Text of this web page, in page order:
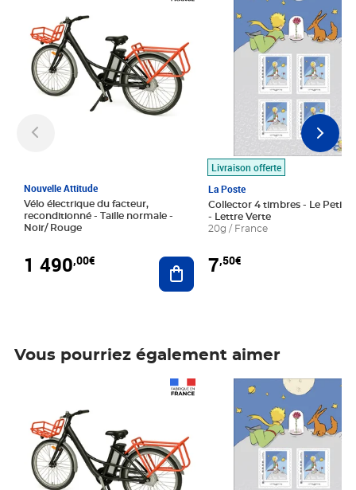
Nouvelle Attitude
Vélo électrique du facteur,
reconditionné - Taille normale -
Noir/ Rouge
1 490,00€ Ajouter au panier
Livraison offerte
La Poste
Collector 4 timbres - Le Petit
- Lettre Verte
20g / France
7,50€
Vous pourriez également aimer
Prix 7,50€